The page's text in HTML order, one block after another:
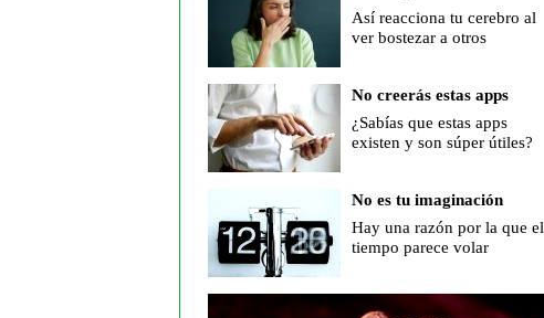
Así reacciona tu cerebro al
ver bostezar a otros
No creerás estas apps
¿Sabías que estas apps
existen y son súper útiles?
No es tu imaginación
Hay una razón por la que el
tiempo parece volar